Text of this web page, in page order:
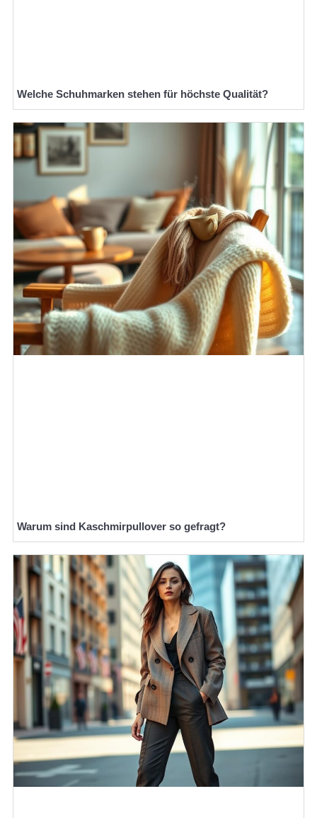
Welche Schuhmarken stehen für höchste Qualität?
Warum sind Kaschmirpullover so gefragt?